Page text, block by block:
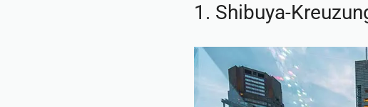
2. Aussichtsplattform
4. Tokyo Tower
5. Tokyo Metropolitan
6. Meiji-Schrein
1. Shibuya-